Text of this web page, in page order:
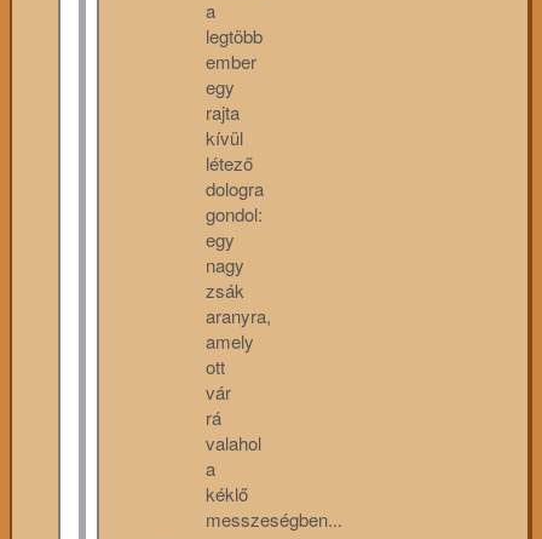
a
legtöbb
ember
egy
rajta
kívül
létező
dologra
gondol:
egy
nagy
zsák
aranyra,
amely
ott
vár
rá
valahol
a
kéklő
messzeségben...